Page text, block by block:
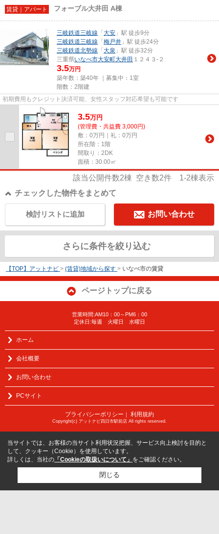
賃貸｜アパート フォーブル大井田 A棟
三岐鉄道三岐線 「 大安 」駅 徒歩9分
三岐鉄道三岐線 「 梅戸井 」駅 徒歩24分
三岐鉄道北勢線 「 大泉 」駅 徒歩32分
三重県いなべ市大安町大井田 １２４３-２
3.5万円
築年数：築40年 ｜募集中： 1室
階数：2階建
初期費用もクレジット決済可能、女性スタッフ対応希望も可能です
3.5万円
(管理費・共益費 3,000円)
敷：0万円｜礼：0万円
所在階：1階
間取り：2DK
面積：30.00㎡
該当公開件数2棟 空き数2件 1-2棟表示
チェックした物件をまとめて
お問い合わせ
検討リストに追加
さらに条件を絞り込む
【TOP】アットナビ > (賃貸)地域から探す > いなべ市の賃貸
ページトップに戻る
営業時間:AM10：00～PM6：00
定休日:毎週 火曜日 水曜日
ホーム
会社概要
お問い合わせ
PCサイト
プライバシーポリシー ｜ 利用規約
Copyright(c) アットナビ四日市駅前店 All rights reserved.
当サイトでは、お客様の当サイト利用状況把握、サービス向上検討を目的と
して、クッキー（Cookie）を使用しています。
詳しくは、当社の 「Cookieの取扱いについて」 をご確認ください。
閉じる